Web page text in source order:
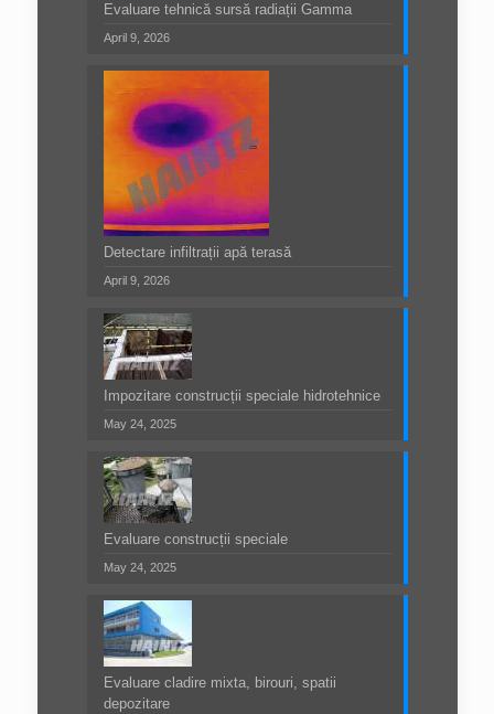
Evaluare tehnică sursă radiații Gamma
April 9, 2026
Detectare infiltrații apă terasă
April 9, 2026
Impozitare construcții speciale hidrotehnice
May 24, 2025
Evaluare construcții speciale
May 24, 2025
Evaluare cladire mixta, birouri, spatii
depozitare